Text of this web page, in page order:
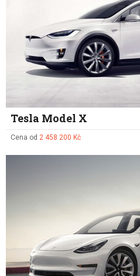
Tesla Model X
Cena od 2 458 200 Kč